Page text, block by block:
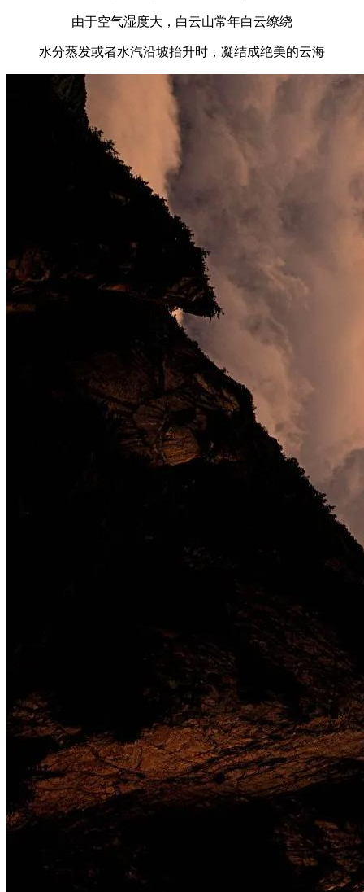
由于空气湿度大，白云山常年白云缭绕
水分蒸发或者水汽沿坡抬升时，凝结成绝美的云海